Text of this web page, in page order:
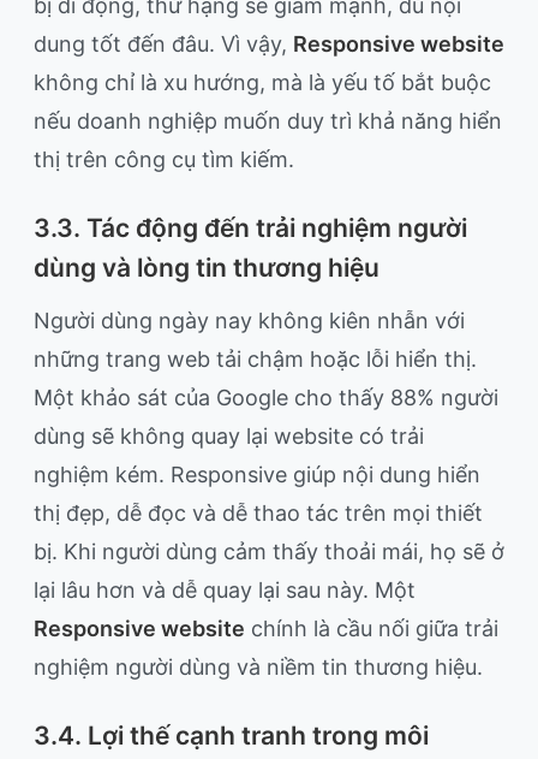
bị di động, thứ hạng sẽ giảm mạnh, dù nội
dung tốt đến đâu. Vì vậy, Responsive website
không chỉ là xu hướng, mà là yếu tố bắt buộc
nếu doanh nghiệp muốn duy trì khả năng hiển
thị trên công cụ tìm kiếm.
3.3. Tác động đến trải nghiệm người
dùng và lòng tin thương hiệu
Người dùng ngày nay không kiên nhẫn với
những trang web tải chậm hoặc lỗi hiển thị.
Một khảo sát của Google cho thấy 88% người
dùng sẽ không quay lại website có trải
nghiệm kém. Responsive giúp nội dung hiển
thị đẹp, dễ đọc và dễ thao tác trên mọi thiết
bị. Khi người dùng cảm thấy thoải mái, họ sẽ ở
lại lâu hơn và dễ quay lại sau này. Một
Responsive website chính là cầu nối giữa trải
nghiệm người dùng và niềm tin thương hiệu.
3.4. Lợi thế cạnh tranh trong môi